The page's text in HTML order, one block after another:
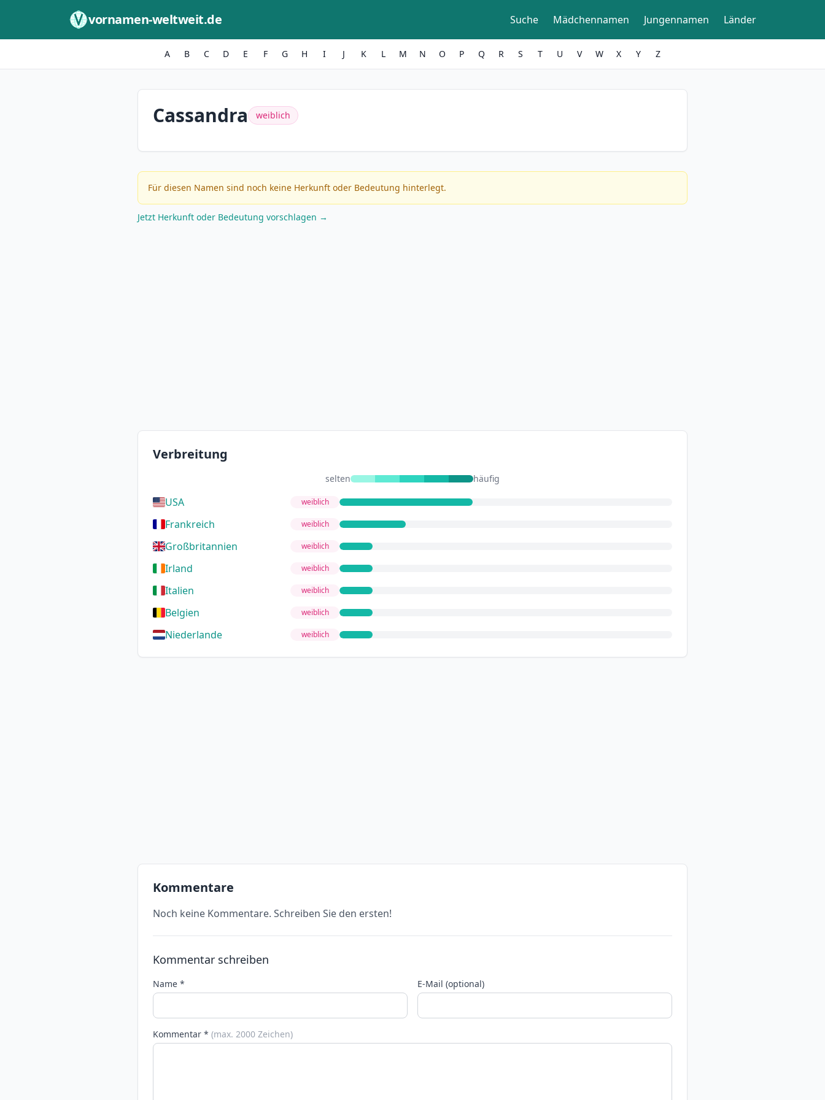
vornamen-weltweit.de Suche Mädchennamen Jungennamen Länder
A B C D E F G H I J K L M N O P Q R S T U V W X Y Z
Cassandra weiblich
Für diesen Namen sind noch keine Herkunft oder Bedeutung hinterlegt.
Jetzt Herkunft oder Bedeutung vorschlagen →
Verbreitung
selten häufig
USA weiblich
Frankreich weiblich
Großbritannien weiblich
Irland weiblich
Italien weiblich
Belgien weiblich
Niederlande weiblich
Kommentare
Noch keine Kommentare. Schreiben Sie den ersten!
Kommentar schreiben
Name * E-Mail (optional)
Kommentar * (max. 2000 Zeichen)